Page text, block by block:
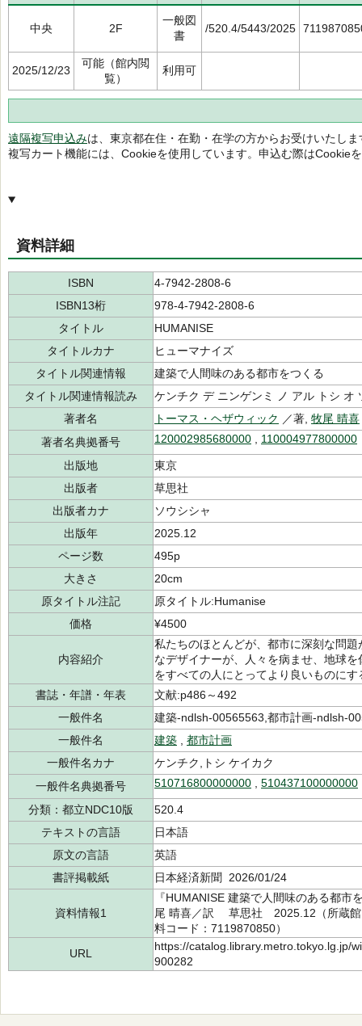
中央 2F
一般図
書
/520.4/5443/2025
2025/12/23
可能（館内閲
覧）
利用可
遠隔複写申込みは、東京都在住・在勤・在学の方からお受けいたしま
複写カート機能には、Cookieを使用しています。申込む際はCookie
資料詳細
ISBN
4-7942-2808-6
ISBN13桁
978-4-7942-2808-6
タイトル
HUMANISE
タイトルカナ
ヒューマナイズ
タイトル関連情報
建築で人間味のある都市をつくる
タイトル関連情報読み
ケンチク デ ニンゲンミ ノ アル トシ オ
著者名
トーマス・ヘザウィック ／著, 牧尾 晴喜
著者名典拠番号
120002985680000 110004977800000
出版地
東京
出版者
草思社
出版者カナ
ソウシシャ
出版年
2025.12
ページ数
495p
大きさ
20cm
原タイトル注記
原タイトル:Humanise
価格
¥4500
内容紹介
私たちのほとんどが、都市に深刻な問
なデザイナーが、人々を病ませ、地球
をすべての人にとってより良いものに
書誌・年譜・年表
文献:p486～492
一般件名
建築-ndlsh-00565563,都市計画-ndlsh-
一般件名
建築
都市計画
一般件名カナ
ケンチク,トシ ケイカク
一般件名典拠番号
510716800000000 510437100000000
分類：都立NDC10版
520.4
テキストの言語
日本語
原文の言語
英語
書評掲載紙
日本経済新聞 2026/01/24
資料情報1
『HUMANISE 建築で人間味のある都
尾 晴喜／訳 草思社 2025.12（所蔵
料コード：7119870850）
URL
https://catalog.library.metro.tokyo.lg.jp/
900282